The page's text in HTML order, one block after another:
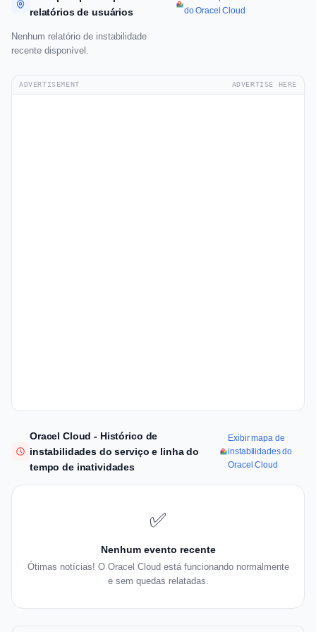
relatórios de usuários
do Oracel Cloud
Nenhum relatório de instabilidade
recente disponível.
ADVERTISEMENT ADVERTISE HERE
Oracel Cloud - Histórico de
instabilidades do serviço e linha do
tempo de inatividades
Exibir mapa de
instabilidades do
Oracel Cloud
✅
Nenhum evento recente
Ótimas notícias! O Oracel Cloud está funcionando normalmente
e sem quedas relatadas.